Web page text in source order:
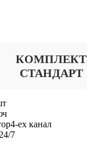
КОМПЛЕКТ
СТАНДАРТ
4-ех канал
24/7